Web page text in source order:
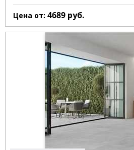
Цена от: 4689 руб.